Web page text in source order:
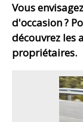
Vous
d'occasion ?
découvrez les
propriétaires.